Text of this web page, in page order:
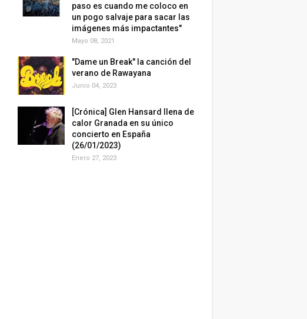
paso es cuando me coloco en
un pogo salvaje para sacar las
imágenes más impactantes"
Mayo 08, 2021
"Dame un Break" la canción del
verano de Rawayana
Junio 04, 2023
[Crónica] Glen Hansard llena de
calor Granada en su único
concierto en España
(26/01/2023)
Enero 27, 2023